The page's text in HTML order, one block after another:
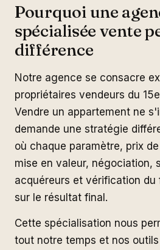
Pourquoi une
spécialisée vente
différence
Notre agence se consacre
propriétaires vendeurs du
Vendre un appartement ne
demande une stratégie
où chaque paramètre, prix
mise en valeur, négociation,
acquéreurs et vérification du
sur le résultat final.
Cette spécialisation nous
tout notre temps et nos